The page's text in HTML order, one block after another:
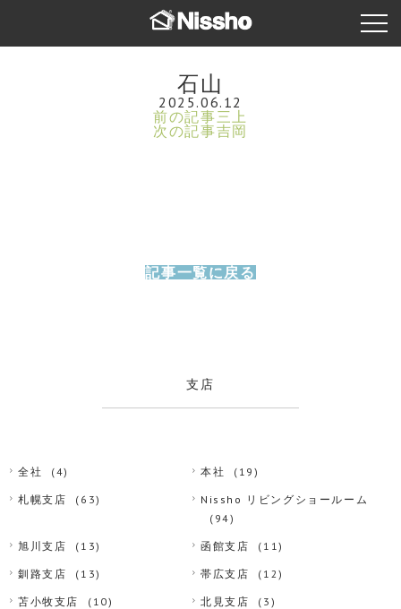
石山
2025.06.12
前の記事三上
次の記事吉岡
記事一覧に戻る
支店
全社 (4) 本社 (19)
札幌支店 (63)
Nissho リビングショールーム
(94)
旭川支店 (13) 函館支店 (11)
釧路支店 (13) 帯広支店 (12)
苫小牧支店 (10) 北見支店 (3)